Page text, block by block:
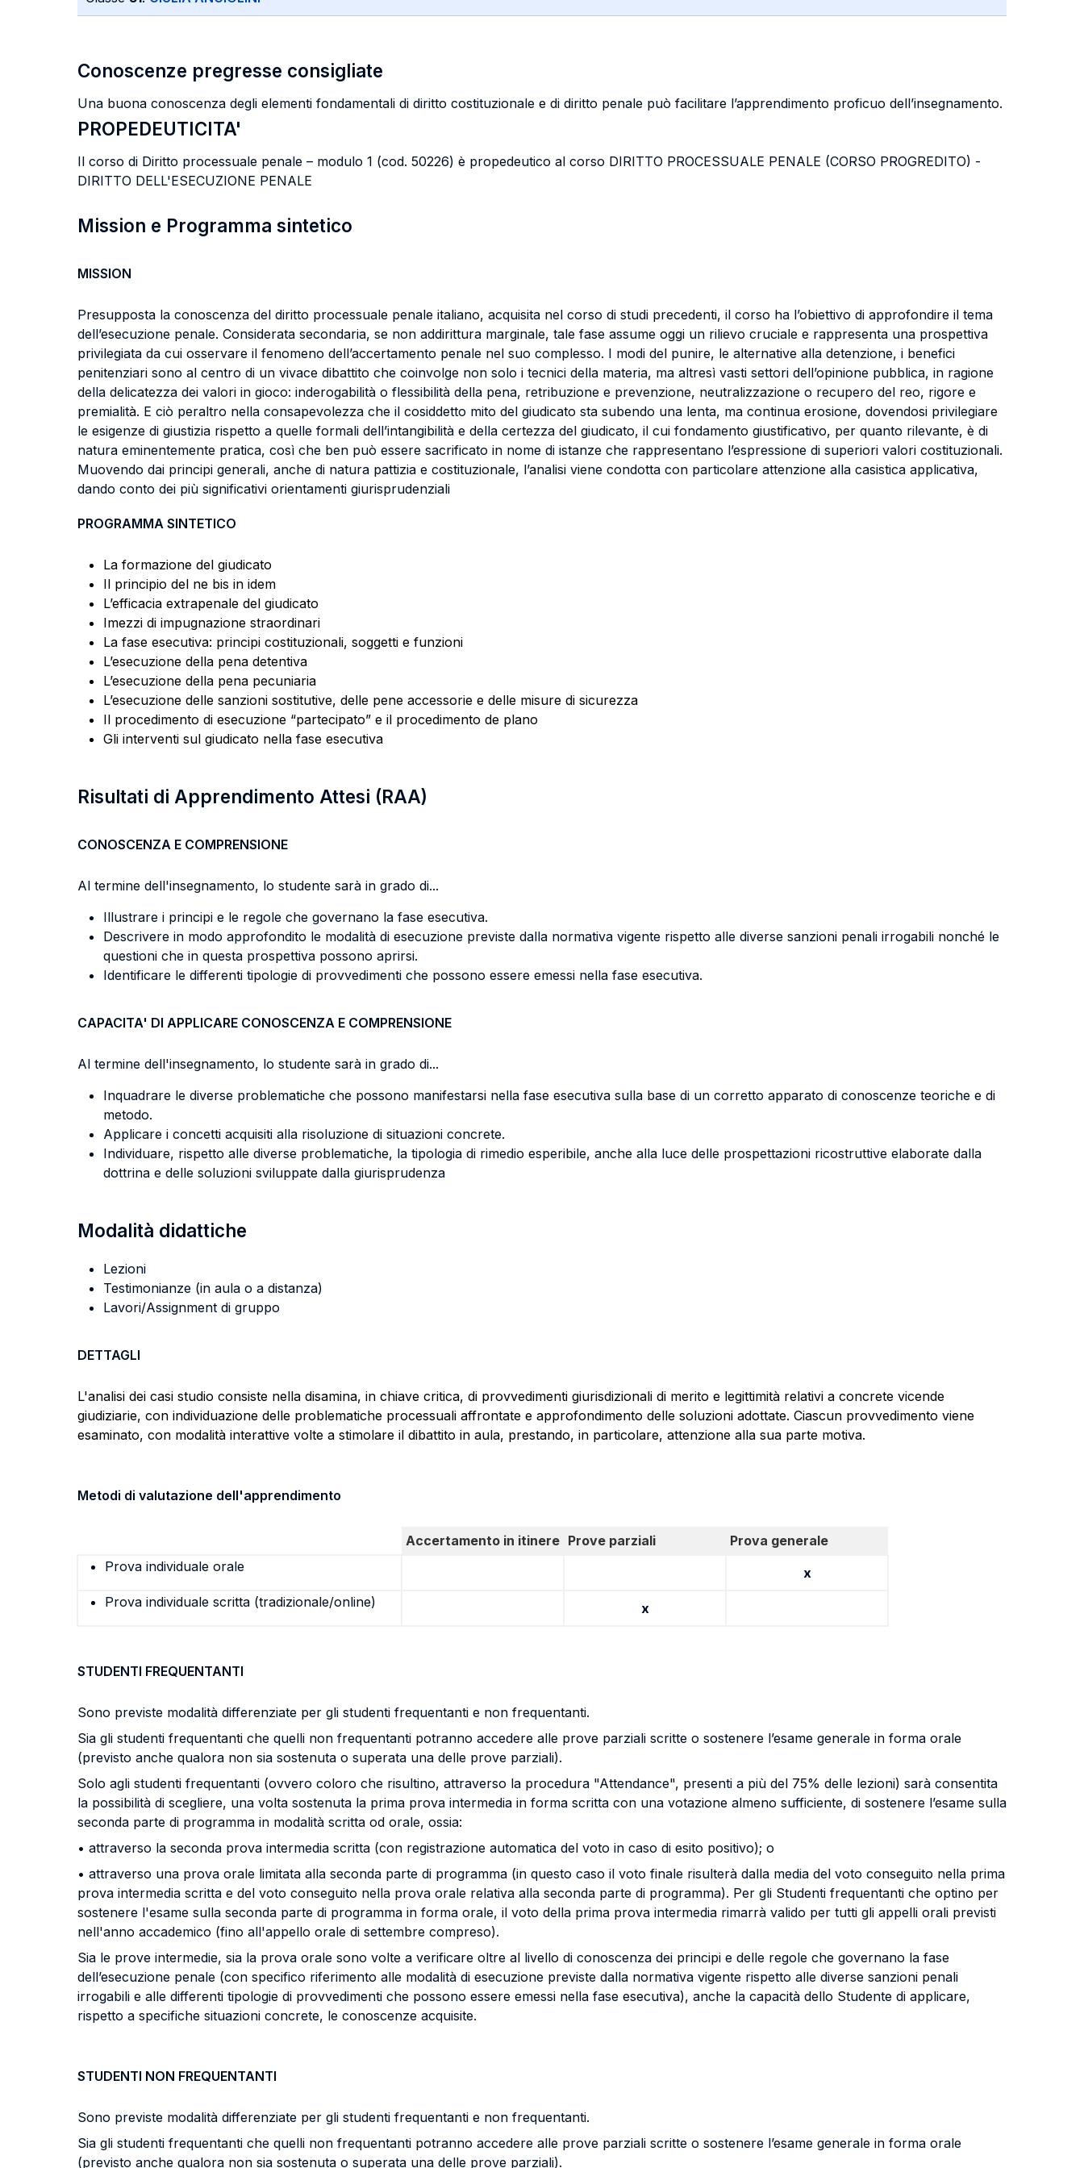
Conoscenze pregresse consigliate
Una buona conoscenza degli elementi fondamentali di diritto costituzionale e di diritto penale può facilitare l’apprendimento proficuo dell’insegnamento.
PROPEDEUTICITA'
Il corso di Diritto processuale penale – modulo 1 (cod. 50226) è propedeutico al corso DIRITTO PROCESSUALE PENALE (CORSO PROGREDITO) -
DIRITTO DELL'ESECUZIONE PENALE
Mission e Programma sintetico
MISSION
Presupposta la conoscenza del diritto processuale penale italiano, acquisita nel corso di studi precedenti, il corso ha l’obiettivo di approfondire il tema
dell’esecuzione penale. Considerata secondaria, se non addirittura marginale, tale fase assume oggi un rilievo cruciale e rappresenta una prospettiva
privilegiata da cui osservare il fenomeno dell’accertamento penale nel suo complesso. I modi del punire, le alternative alla detenzione, i benefici
penitenziari sono al centro di un vivace dibattito che coinvolge non solo i tecnici della materia, ma altresì vasti settori dell’opinione pubblica, in ragione
della delicatezza dei valori in gioco: inderogabilità o flessibilità della pena, retribuzione e prevenzione, neutralizzazione o recupero del reo, rigore e
premialità. E ciò peraltro nella consapevolezza che il cosiddetto mito del giudicato sta subendo una lenta, ma continua erosione, dovendosi privilegiare
le esigenze di giustizia rispetto a quelle formali dell’intangibilità e della certezza del giudicato, il cui fondamento giustificativo, per quanto rilevante, è di
natura eminentemente pratica, così che ben può essere sacrificato in nome di istanze che rappresentano l’espressione di superiori valori costituzionali.
Muovendo dai principi generali, anche di natura pattizia e costituzionale, l’analisi viene condotta con particolare attenzione alla casistica applicativa,
dando conto dei più significativi orientamenti giurisprudenziali
PROGRAMMA SINTETICO
La formazione del giudicato
Il principio del ne bis in idem
L’efficacia extrapenale del giudicato
Imezzi di impugnazione straordinari
La fase esecutiva: principi costituzionali, soggetti e funzioni
L’esecuzione della pena detentiva
L’esecuzione della pena pecuniaria
L’esecuzione delle sanzioni sostitutive, delle pene accessorie e delle misure di sicurezza
Il procedimento di esecuzione “partecipato” e il procedimento de plano
Gli interventi sul giudicato nella fase esecutiva
Risultati di Apprendimento Attesi (RAA)
CONOSCENZA E COMPRENSIONE
Al termine dell'insegnamento, lo studente sarà in grado di...
Illustrare i principi e le regole che governano la fase esecutiva.
Descrivere in modo approfondito le modalità di esecuzione previste dalla normativa vigente rispetto alle diverse sanzioni penali irrogabili nonché le
questioni che in questa prospettiva possono aprirsi.
Identificare le differenti tipologie di provvedimenti che possono essere emessi nella fase esecutiva.
CAPACITA' DI APPLICARE CONOSCENZA E COMPRENSIONE
Al termine dell'insegnamento, lo studente sarà in grado di...
Inquadrare le diverse problematiche che possono manifestarsi nella fase esecutiva sulla base di un corretto apparato di conoscenze teoriche e di
metodo.
Applicare i concetti acquisiti alla risoluzione di situazioni concrete.
Individuare, rispetto alle diverse problematiche, la tipologia di rimedio esperibile, anche alla luce delle prospettazioni ricostruttive elaborate dalla
dottrina e delle soluzioni sviluppate dalla giurisprudenza
Modalità didattiche
Lezioni
Testimonianze (in aula o a distanza)
Lavori/Assignment di gruppo
DETTAGLI
L'analisi dei casi studio consiste nella disamina, in chiave critica, di provvedimenti giurisdizionali di merito e legittimità relativi a concrete vicende
giudiziarie, con individuazione delle problematiche processuali affrontate e approfondimento delle soluzioni adottate. Ciascun provvedimento viene
esaminato, con modalità interattive volte a stimolare il dibattito in aula, prestando, in particolare, attenzione alla sua parte motiva.
Metodi di valutazione dell'apprendimento
Accertamento in itinere Prove parziali
Prova generale
Prova individuale orale
x
Prova individuale scritta (tradizionale/online)
x
STUDENTI FREQUENTANTI
Sono previste modalità differenziate per gli studenti frequentanti e non frequentanti.
Sia gli studenti frequentanti che quelli non frequentanti potranno accedere alle prove parziali scritte o sostenere l’esame generale in forma orale
(previsto anche qualora non sia sostenuta o superata una delle prove parziali).
Solo agli studenti frequentanti (ovvero coloro che risultino, attraverso la procedura "Attendance", presenti a più del 75% delle lezioni) sarà consentita
la possibilità di scegliere, una volta sostenuta la prima prova intermedia in forma scritta con una votazione almeno sufficiente, di sostenere l’esame sulla
seconda parte di programma in modalità scritta od orale, ossia:
• attraverso la seconda prova intermedia scritta (con registrazione automatica del voto in caso di esito positivo); o
• attraverso una prova orale limitata alla seconda parte di programma (in questo caso il voto finale risulterà dalla media del voto conseguito nella prima
prova intermedia scritta e del voto conseguito nella prova orale relativa alla seconda parte di programma). Per gli Studenti frequentanti che optino per
sostenere l'esame sulla seconda parte di programma in forma orale, il voto della prima prova intermedia rimarrà valido per tutti gli appelli orali previsti
nell'anno accademico (fino all'appello orale di settembre compreso).
Sia le prove intermedie, sia la prova orale sono volte a verificare oltre al livello di conoscenza dei principi e delle regole che governano la fase
dell’esecuzione penale (con specifico riferimento alle modalità di esecuzione previste dalla normativa vigente rispetto alle diverse sanzioni penali
irrogabili e alle differenti tipologie di provvedimenti che possono essere emessi nella fase esecutiva), anche la capacità dello Studente di applicare,
rispetto a specifiche situazioni concrete, le conoscenze acquisite.
STUDENTI NON FREQUENTANTI
Sono previste modalità differenziate per gli studenti frequentanti e non frequentanti.
Sia gli studenti frequentanti che quelli non frequentanti potranno accedere alle prove parziali scritte o sostenere l’esame generale in forma orale
(previsto anche qualora non sia sostenuta o superata una delle prove parziali).